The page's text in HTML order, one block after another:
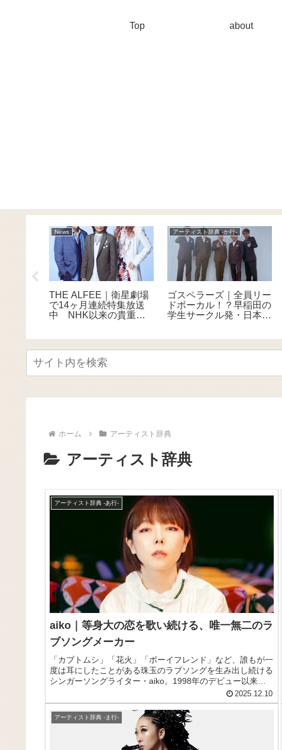
Top about
アーティスト辞典 -ら行-
LANA｜湘南生まれのヒ
ップホップクイーン！テ
ィーンの心を代弁する次
アーティスト辞典 -は行-
back number（バックナ
ンバー）の魅力 – 感動的
な歌詞と圧巻のライブで
ホーム アーティスト辞典
アーティスト辞典
アーティスト辞典 -あ行-
aiko｜等身大の恋を歌い続ける、唯一無二のラ
ブソングメーカー
「カブトムシ」「花火」「ボーイフレンド」など、誰もが一
度は耳にしたことがある珠玉のラブソングを生み出し続ける
シンガーソングライター・aiko。1998年のデビュー以来、
等身大の恋愛を描いた歌詞と耳に残るメロディで、世代を超
えて愛され続けています。この記事では、aikoの基本情報か
らおすすめ曲まで、初めて知る方にもわかりやすく紹介しま
す。
2025.12.10
アーティスト辞典 -ま行-